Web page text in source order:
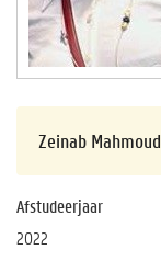
Zeinab Mahmoud
Afstudeerjaar
2022